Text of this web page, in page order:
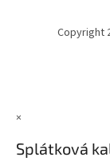
Copyright
×
Splátková